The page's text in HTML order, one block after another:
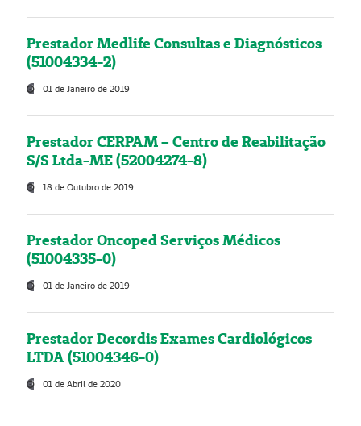
Prestador Medlife Consultas e Diagnósticos
(51004334-2)
01 de Janeiro de 2019
Prestador CERPAM – Centro de Reabilitação
S/S Ltda-ME (52004274-8)
18 de Outubro de 2019
Prestador Oncoped Serviços Médicos
(51004335-0)
01 de Janeiro de 2019
Prestador Decordis Exames Cardiológicos
LTDA (51004346-0)
01 de Abril de 2020